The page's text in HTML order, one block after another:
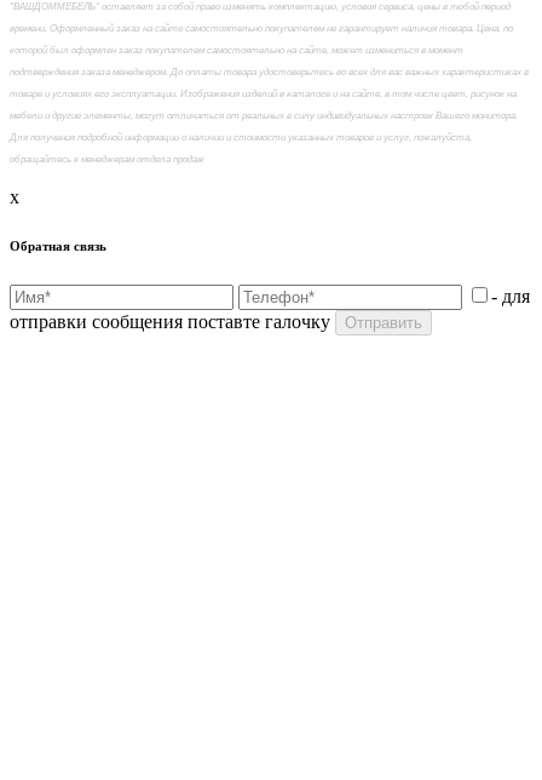
"ВАШДОММЕБЕЛЬ" оставляет за собой право изменять комплектацию, условия сервиса, цены в любой период
времени. Оформленный заказ на сайте самостоятельно покупателем не гарантирует наличия товара. Цена, по
которой был оформлен заказ покупателем самостоятельно на сайте, может измениться в момент
подтверждения заказа менеджером. До оплаты товара удостоверьтесь во всех для вас важных характеристиках в
товаре и условиях его эксплуатации. Изображения изделий в каталоге и на сайте, в том числе цвет, рисунок на
мебели и другие элементы, могут отличаться от реальных в силу индивидуальных настроек Вашего монитора.
Для получения подробной информации о наличии и стоимости указанных товаров и услуг, пожалуйста,
обращайтесь к менеджерам отдела продаж
x
Обратная связь
- для
отправки сообщения поставте галочку